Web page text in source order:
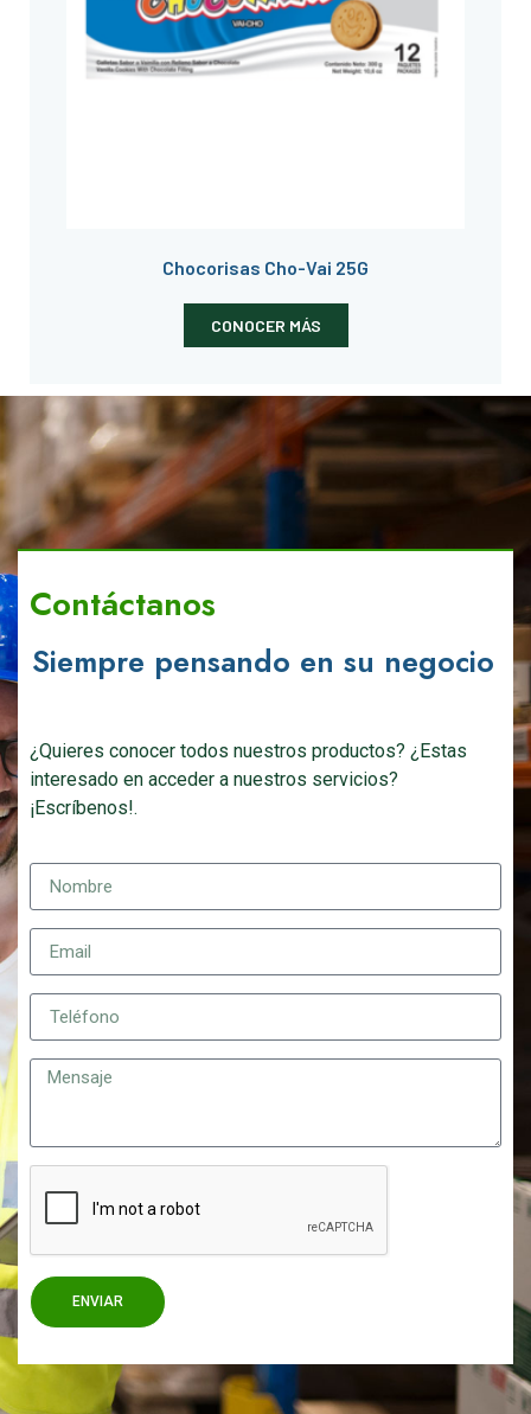
Chocorisas Cho-Vai 25G
CONOCER MÁS
Contáctanos
Siempre pensando en su negocio
¿Quieres conocer todos nuestros productos? ¿Estas
interesado en acceder a nuestros servicios?
¡Escríbenos!.
ENVIAR